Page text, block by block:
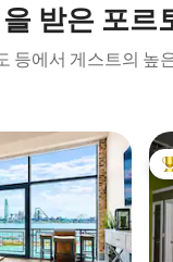
받은 포르
등에서 게스트의 높